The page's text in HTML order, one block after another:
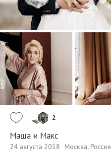
2
Маша и Макс
24 августа 2018
Москва, Россия